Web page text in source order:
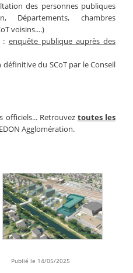
des personnes publiques
Départements, chambres
voisins....)
: enquête publique auprès des
du SCoT par le Conseil
officiels... Retrouvez toutes les
Agglomération.
Publié le 14/05/2025